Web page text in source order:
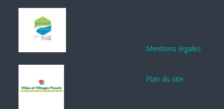
Mentions légales
Plan du site